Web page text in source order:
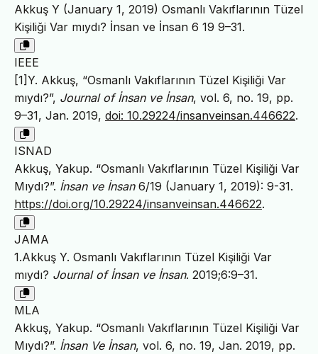
Akkuş Y (January 1, 2019) Osmanlı Vakıflarının Tüzel
Kişiliği Var mıydı? İnsan ve İnsan 6 19 9–31.
IEEE
[1]Y. Akkuş, “Osmanlı Vakıflarının Tüzel Kişiliği Var
mıydı?”, Journal of İnsan ve İnsan, vol. 6, no. 19, pp.
9–31, Jan. 2019, doi: 10.29224/insanveinsan.446622.
ISNAD
Akkuş, Yakup. “Osmanlı Vakıflarının Tüzel Kişiliği Var
Mıydı?”. İnsan ve İnsan6/19 (January 1, 2019): 9-31.
https://doi.org/10.29224/insanveinsan.446622.
JAMA
1.Akkuş Y. Osmanlı Vakıflarının Tüzel Kişiliği Var
mıydı? Journal of İnsan ve İnsan. 2019;6:9–31.
MLA
Akkuş, Yakup. “Osmanlı Vakıflarının Tüzel Kişiliği Var
Mıydı?”. İnsan Ve İnsan, vol. 6, no. 19, Jan. 2019, pp.